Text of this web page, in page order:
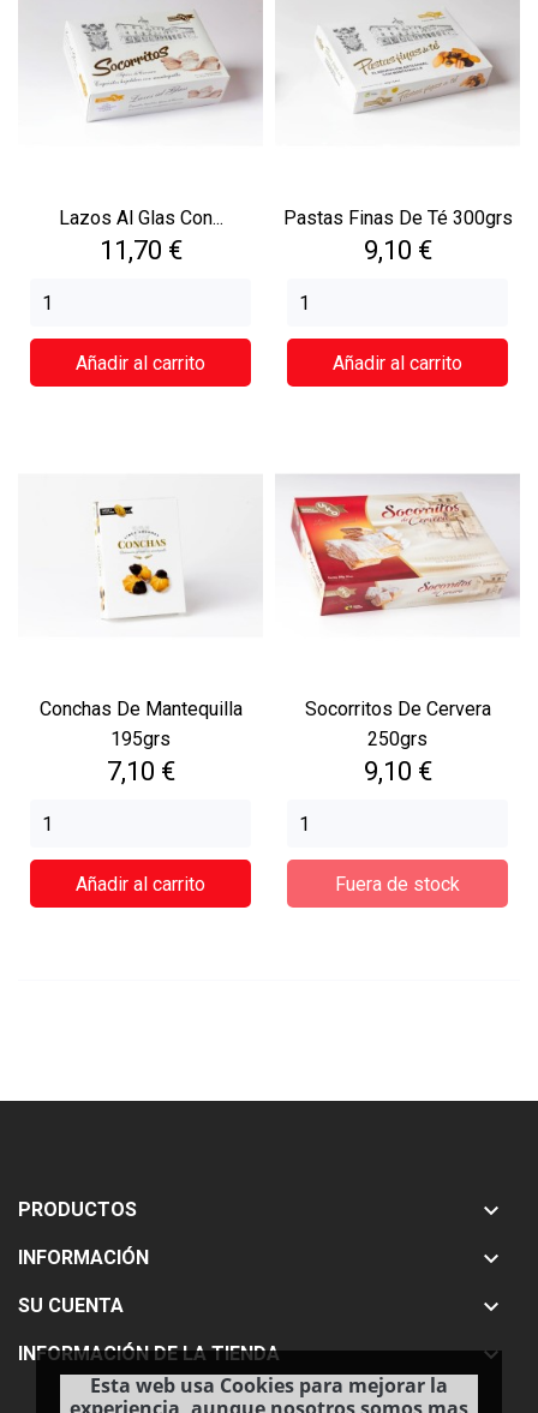
Esta web usa Cookies para mejorar la
Lazos Al Glas Con...
Precio
11,70 €
Añadir al carrito
Pastas Finas De Té 300grs
Precio
9,10 €
Añadir al carrito
Conchas De Mantequilla
195grs
Precio
7,10 €
Añadir al carrito
Socorritos De Cervera
250grs
Precio
9,10 €
Fuera de stock
PRODUCTOS 
INFORMACIÓN 
SU CUENTA 
INFORMACIÓN DE LA TIENDA 